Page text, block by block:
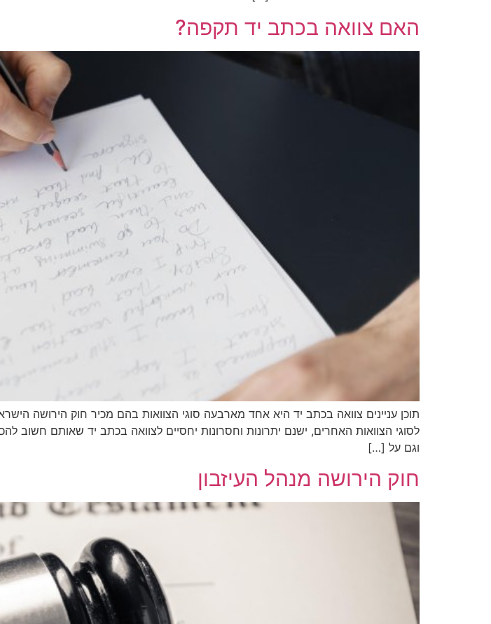
האם צוואה בכתב יד תקפה?
תוכן עניינים צוואה בכתב יד היא אחד מארבעה סוגי הצוואות בהם מכיר חוק הירושה
לסוגי הצוואות האחרים, ישנם יתרונות וחסרונות יחסיים לצוואה בכתב יד שאותם חשוב
וגם על […]
חוק הירושה מנהל העיזבון